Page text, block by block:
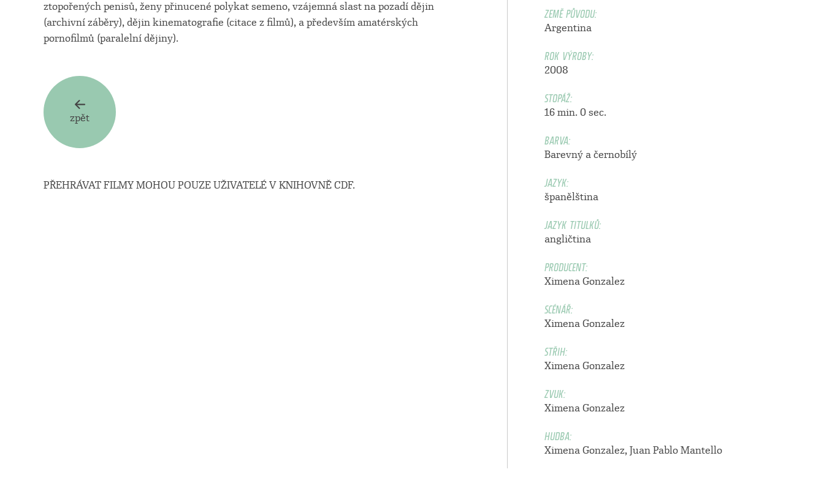
ztopořených penisů, ženy přinucené polykat semeno, vzájemná slast na pozadí dějin
(archivní záběry), dějin kinematografie (citace z filmů), a především amatérských
pornofilmů (paralelní dějiny).
ZEMĚ PŮVODU:
Argentina
ROK VÝROBY:
2008
STOPÁŽ:
16 min. 0 sec.
BARVA:
Barevný a černobílý
JAZYK:
španělština
JAZYK TITULKŮ:
angličtina
PRODUCENT:
Ximena Gonzalez
SCÉNÁŘ:
Ximena Gonzalez
STŘIH:
Ximena Gonzalez
ZVUK:
Ximena Gonzalez
HUDBA:
Ximena Gonzalez, Juan Pablo Mantello
zpět
PŘEHRÁVAT FILMY MOHOU POUZE UŽIVATELÉ V KNIHOVNĚ CDF.